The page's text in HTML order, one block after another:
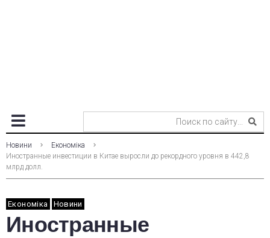
Новини
Економіка
Иностранные инвестиции в Китае выросли до рекордного уровня в 442,8
млрд долл.
Економіка Новини
Иностранные